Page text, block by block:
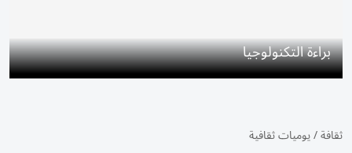
براءة التكنولوجيا
ثقافة/يوميات ثقافية